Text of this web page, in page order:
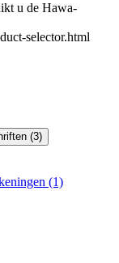
u de Hawa-
selector.html
(3)
(1)